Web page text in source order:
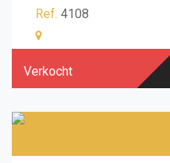
Ref. 4108
Verkocht